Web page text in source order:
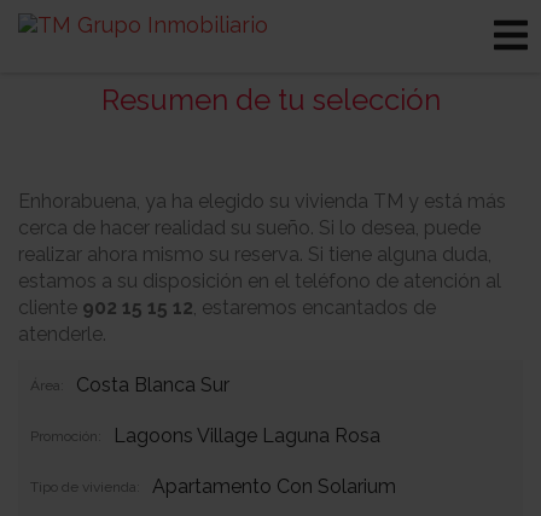
Resumen de tu selección
Enhorabuena, ya ha elegido su vivienda TM y está más
cerca de hacer realidad su sueño. Si lo desea, puede
realizar ahora mismo su reserva. Si tiene alguna duda,
estamos a su disposición en el teléfono de atención al
cliente 902 15 15 12, estaremos encantados de
atenderle.
Área: Costa Blanca Sur
Promoción: Lagoons Village Laguna Rosa
Tipo de vivienda: Apartamento Con Solarium